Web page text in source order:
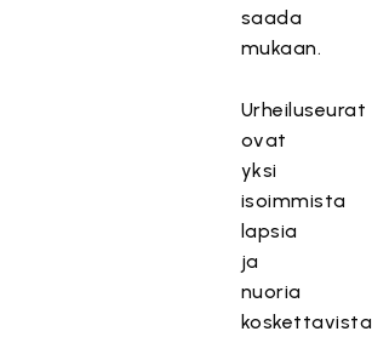
saada
mukaan.
Urheiluseurat
ovat
yksi
isoimmista
lapsia
ja
nuoria
koskettavista